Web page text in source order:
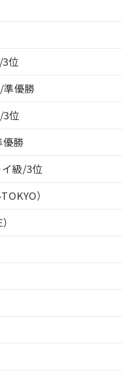
位
優勝
位
勝
級/3位
）